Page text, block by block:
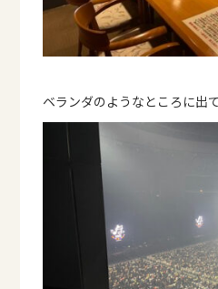
ベランダのようなところに出て